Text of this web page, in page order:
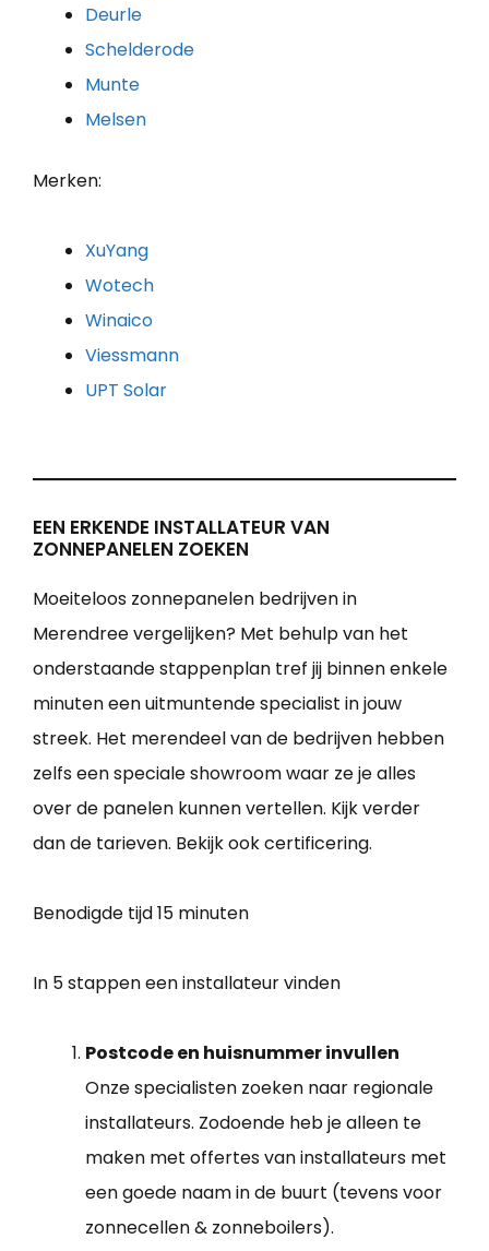
Deurle
Schelderode
Munte
Melsen
Merken:
XuYang
Wotech
Winaico
Viessmann
UPT Solar
EEN ERKENDE INSTALLATEUR VAN
ZONNEPANELEN ZOEKEN
Moeiteloos zonnepanelen bedrijven in
Merendree vergelijken? Met behulp van het
onderstaande stappenplan tref jij binnen enkele
minuten een uitmuntende specialist in jouw
streek. Het merendeel van de bedrijven hebben
zelfs een speciale showroom waar ze je alles
over de panelen kunnen vertellen. Kijk verder
dan de tarieven. Bekijk ook certificering.
Benodigde tijd15 minuten
In 5 stappen een installateur vinden
Postcode en huisnummer invullen
Onze specialisten zoeken naar regionale
installateurs. Zodoende heb je alleen te
maken met offertes van installateurs met
een goede naam in de buurt (tevens voor
zonnecellen & zonneboilers).